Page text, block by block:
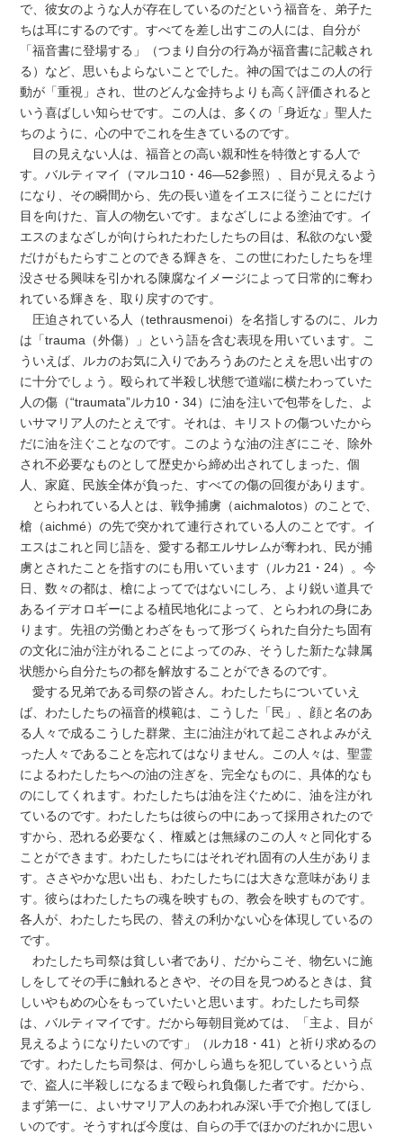
で、彼女のような人が存在しているのだという福音を、弟子た
ちは耳にするのです。すべてを差し出すこの人には、自分が
「福音書に登場する」（つまり自分の行為が福音書に記載され
る）など、思いもよらないことでした。神の国ではこの人の行
動が「重視」され、世のどんな金持ちよりも高く評価されると
いう喜ばしい知らせです。この人は、多くの「身近な」聖人た
ちのように、心の中でこれを生きているのです。
目の見えない人は、福音との高い親和性を特徴とする人で
す。バルティマイ（マルコ10・46―52参照）、目が見えるよう
になり、その瞬間から、先の長い道をイエスに従うことにだけ
目を向けた、盲人の物乞いです。まなざしによる塗油です。イ
エスのまなざしが向けられたわたしたちの目は、私欲のない愛
だけがもたらすことのできる輝きを、この世にわたしたちを埋
没させる興味を引かれる陳腐なイメージによって日常的に奪わ
れている輝きを、取り戻すのです。
圧迫されている人（tethrausmenoi）を名指しするのに、ルカ
は「trauma（外傷）」という語を含む表現を用いています。こ
ういえば、ルカのお気に入りであろうあのたとえを思い出すの
に十分でしょう。殴られて半殺し状態で道端に横たわっていた
人の傷（“traumata”ルカ10・34）に油を注いで包帯をした、よ
いサマリア人のたとえです。それは、キリストの傷ついたから
だに油を注ぐことなのです。このような油の注ぎにこそ、除外
され不必要なものとして歴史から締め出されてしまった、個
人、家庭、民族全体が負った、すべての傷の回復があります。
とらわれている人とは、戦争捕虜（aichmalotos）のことで、
槍（aichmé）の先で突かれて連行されている人のことです。イ
エスはこれと同じ語を、愛する都エルサレムが奪われ、民が捕
虜とされたことを指すのにも用いています（ルカ21・24）。今
日、数々の都は、槍によってではないにしろ、より鋭い道具で
あるイデオロギーによる植民地化によって、とらわれの身にあ
ります。先祖の労働とわざをもって形づくられた自分たち固有
の文化に油が注がれることによってのみ、そうした新たな隷属
状態から自分たちの都を解放することができるのです。
愛する兄弟である司祭の皆さん。わたしたちについていえ
ば、わたしたちの福音的模範は、こうした「民」、顔と名のあ
る人々で成るこうした群衆、主に油注がれて起こされよみがえ
った人々であることを忘れてはなりません。この人々は、聖霊
によるわたしたちへの油の注ぎを、完全なものに、具体的なも
のにしてくれます。わたしたちは油を注ぐために、油を注がれ
ているのです。わたしたちは彼らの中にあって採用されたので
すから、恐れる必要なく、権威とは無縁のこの人々と同化する
ことができます。わたしたちにはそれぞれ固有の人生がありま
す。ささやかな思い出も、わたしたちには大きな意味がありま
す。彼らはわたしたちの魂を映すもの、教会を映すものです。
各人が、わたしたち民の、替えの利かない心を体現しているの
です。
わたしたち司祭は貧しい者であり、だからこそ、物乞いに施
しをしてその手に触れるときや、その目を見つめるときは、貧
しいやもめの心をもっていたいと思います。わたしたち司祭
は、バルティマイです。だから毎朝目覚めては、「主よ、目が
見えるようになりたいのです」（ルカ18・41）と祈り求めるの
です。わたしたち司祭は、何かしら過ちを犯しているという点
で、盗人に半殺しになるまで殴られ負傷した者です。だから、
まず第一に、よいサマリア人のあわれみ深い手で介抱してほし
いのです。そうすれば今度は、自らの手でほかのだれかに思い